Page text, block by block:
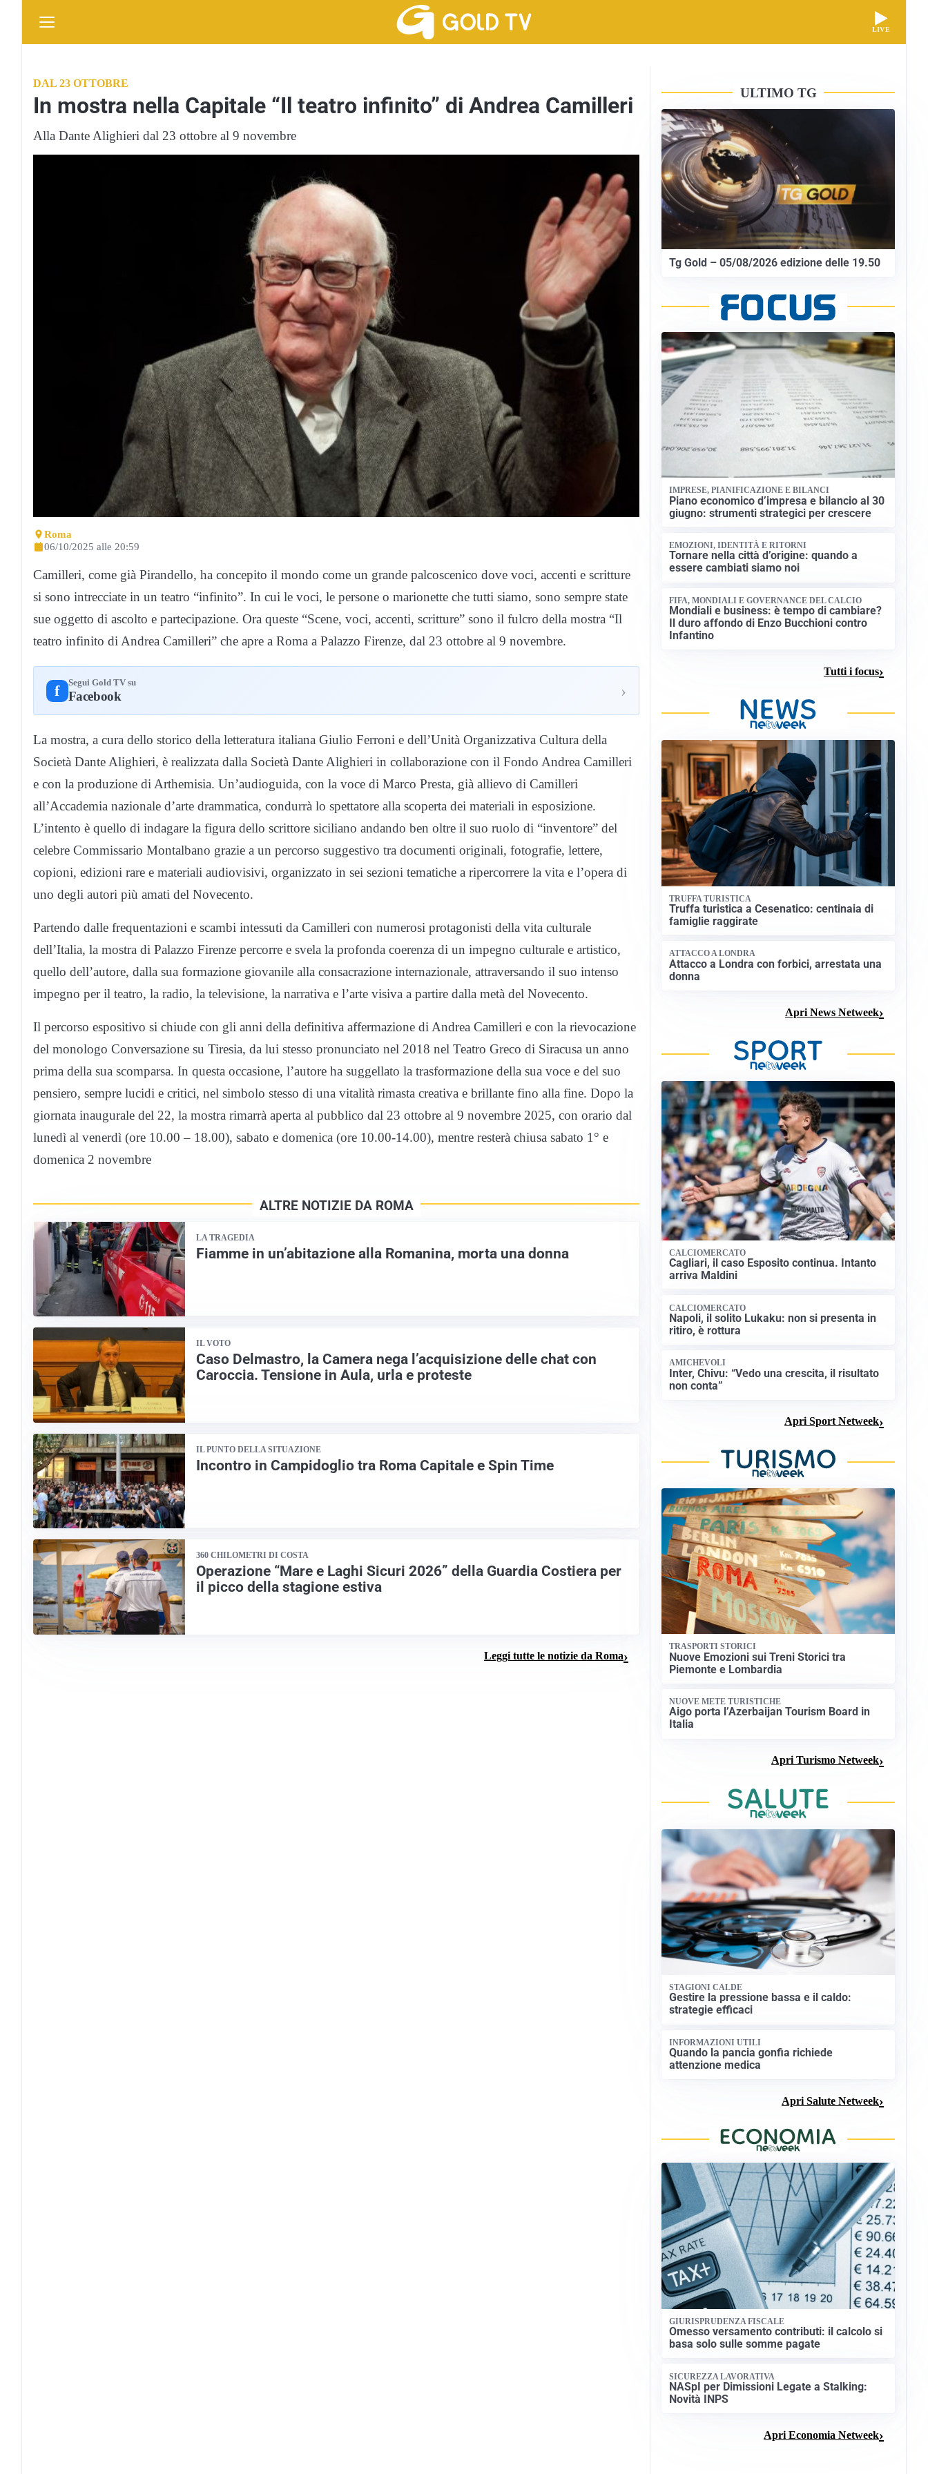
LIVE
DAL 23 OTTOBRE
In mostra nella Capitale “Il teatro infinito” di Andrea Camilleri
Alla Dante Alighieri dal 23 ottobre al 9 novembre
Roma
06/10/2025 alle 20:59
Camilleri, come già Pirandello, ha concepito il mondo come un grande palcoscenico dove voci, accenti e scritture
si sono intrecciate in un teatro “infinito”. In cui le voci, le persone o marionette che tutti siamo, sono sempre state
sue oggetto di ascolto e partecipazione. Ora queste “Scene, voci, accenti, scritture” sono il fulcro della mostra “Il
teatro infinito di Andrea Camilleri” che apre a Roma a Palazzo Firenze, dal 23 ottobre al 9 novembre.
f Segui Gold TV su
Facebook ›
La mostra, a cura dello storico della letteratura italiana Giulio Ferroni e dell’Unità Organizzativa Cultura della
Società Dante Alighieri, è realizzata dalla Società Dante Alighieri in collaborazione con il Fondo Andrea Camilleri
e con la produzione di Arthemisia. Un’audioguida, con la voce di Marco Presta, già allievo di Camilleri
all’Accademia nazionale d’arte drammatica, condurrà lo spettatore alla scoperta dei materiali in esposizione.
L’intento è quello di indagare la figura dello scrittore siciliano andando ben oltre il suo ruolo di “inventore” del
celebre Commissario Montalbano grazie a un percorso suggestivo tra documenti originali, fotografie, lettere,
copioni, edizioni rare e materiali audiovisivi, organizzato in sei sezioni tematiche a ripercorrere la vita e l’opera di
uno degli autori più amati del Novecento.
Partendo dalle frequentazioni e scambi intessuti da Camilleri con numerosi protagonisti della vita culturale
dell’Italia, la mostra di Palazzo Firenze percorre e svela la profonda coerenza di un impegno culturale e artistico,
quello dell’autore, dalla sua formazione giovanile alla consacrazione internazionale, attraversando il suo intenso
impegno per il teatro, la radio, la televisione, la narrativa e l’arte visiva a partire dalla metà del Novecento.
Il percorso espositivo si chiude con gli anni della definitiva affermazione di Andrea Camilleri e con la rievocazione
del monologo Conversazione su Tiresia, da lui stesso pronunciato nel 2018 nel Teatro Greco di Siracusa un anno
prima della sua scomparsa. In questa occasione, l’autore ha suggellato la trasformazione della sua voce e del suo
pensiero, sempre lucidi e critici, nel simbolo stesso di una vitalità rimasta creativa e brillante fino alla fine. Dopo la
giornata inaugurale del 22, la mostra rimarrà aperta al pubblico dal 23 ottobre al 9 novembre 2025, con orario dal
lunedì al venerdì (ore 10.00 – 18.00), sabato e domenica (ore 10.00-14.00), mentre resterà chiusa sabato 1° e
domenica 2 novembre
ALTRE NOTIZIE DA ROMA
LA TRAGEDIA
Fiamme in un’abitazione alla Romanina, morta una donna
IL VOTO
Caso Delmastro, la Camera nega l’acquisizione delle chat con
Caroccia. Tensione in Aula, urla e proteste
IL PUNTO DELLA SITUAZIONE
Incontro in Campidoglio tra Roma Capitale e Spin Time
360 CHILOMETRI DI COSTA
Operazione “Mare e Laghi Sicuri 2026” della Guardia Costiera per
il picco della stagione estiva
Leggi tutte le notizie da Roma
ULTIMO TG
Tg Gold – 05/08/2026 edizione delle 19.50
IMPRESE, PIANIFICAZIONE E BILANCI
Piano economico d’impresa e bilancio al 30
giugno: strumenti strategici per crescere
EMOZIONI, IDENTITÀ E RITORNI
Tornare nella città d’origine: quando a
essere cambiati siamo noi
FIFA, MONDIALI E GOVERNANCE DEL CALCIO
Mondiali e business: è tempo di cambiare?
Il duro affondo di Enzo Bucchioni contro
Infantino
Tutti i focus
TRUFFA TURISTICA
Truffa turistica a Cesenatico: centinaia di
famiglie raggirate
ATTACCO A LONDRA
Attacco a Londra con forbici, arrestata una
donna
Apri News Netweek
CALCIOMERCATO
Cagliari, il caso Esposito continua. Intanto
arriva Maldini
CALCIOMERCATO
Napoli, il solito Lukaku: non si presenta in
ritiro, è rottura
AMICHEVOLI
Inter, Chivu: “Vedo una crescita, il risultato
non conta”
Apri Sport Netweek
TRASPORTI STORICI
Nuove Emozioni sui Treni Storici tra
Piemonte e Lombardia
NUOVE METE TURISTICHE
Aigo porta l’Azerbaijan Tourism Board in
Italia
Apri Turismo Netweek
STAGIONI CALDE
Gestire la pressione bassa e il caldo:
strategie efficaci
INFORMAZIONI UTILI
Quando la pancia gonfia richiede
attenzione medica
Apri Salute Netweek
GIURISPRUDENZA FISCALE
Omesso versamento contributi: il calcolo si
basa solo sulle somme pagate
SICUREZZA LAVORATIVA
NASpI per Dimissioni Legate a Stalking:
Novità INPS
Apri Economia Netweek